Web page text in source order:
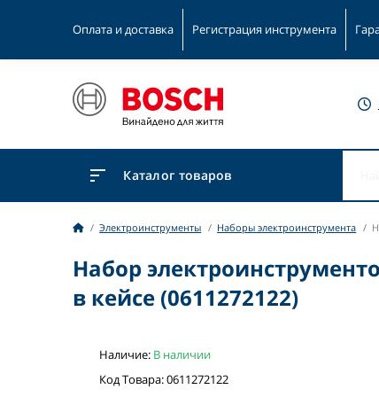
Оплата и доставка Регистрация инструмента
Каталог товаров
Электроинструменты Наборы электроинструмента
Набор
в кейсе (0611272122)
Наличие: В наличии
Код Товара: 0611272122